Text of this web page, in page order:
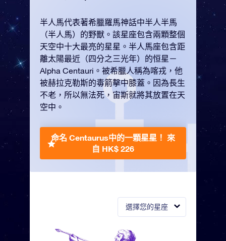
選擇您的星座
半人馬代表著希臘羅馬神話中半人半馬
（半人馬）的野獸。該星座包含兩顆整個
天空中十大最亮的星星。半人馬座包含距
離太陽最近（四分之三光年）的恒星－
Alpha Centauri。被希臘人稱為喀戎，他
被赫拉克勒斯的毒箭擊中膝蓋。因為長生
不老，所以無法死，宙斯就將其放置在天
空中。
命名 Centaurus中的一顆星星！ 來
自 HK$ 226